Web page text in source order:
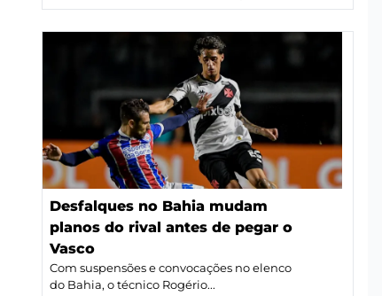
Desfalques no Bahia mudam
planos do rival antes de pegar o
Vasco
Com suspensões e convocações no elenco
do Bahia, o técnico Rogério...